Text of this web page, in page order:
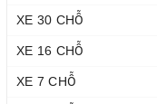
XE 30 CHỖ
XE 16 CHỖ
XE 7 CHỖ